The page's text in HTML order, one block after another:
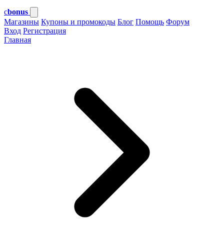
cbonus
Магазины Купоны и промокоды Блог Помощь Форум
Вход Регистрация
Главная